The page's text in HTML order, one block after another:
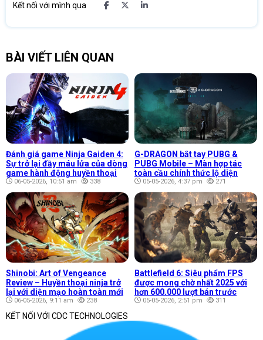
Kết nối với mình qua
BÀI VIẾT LIÊN QUAN
Đánh giá game Ninja Gaiden 4:
Sự trở lại đầy máu lửa của dòng
game hành động huyền thoại
06-05-2026, 10:51 am 338
G-DRAGON bắt tay PUBG &
PUBG Mobile – Màn hợp tác
toàn cầu chính thức lộ diện
05-05-2026, 4:37 pm 271
Shinobi: Art of Vengeance
Review – Huyền thoại ninja trở
lại với diện mạo hoàn toàn mới
06-05-2026, 9:11 am 238
Battlefield 6: Siêu phẩm FPS
được mong chờ nhất 2025 với
hơn 600.000 lượt bán trước
05-05-2026, 2:51 pm 311
KẾT NỐI VỚI CDC TECHNOLOGIES